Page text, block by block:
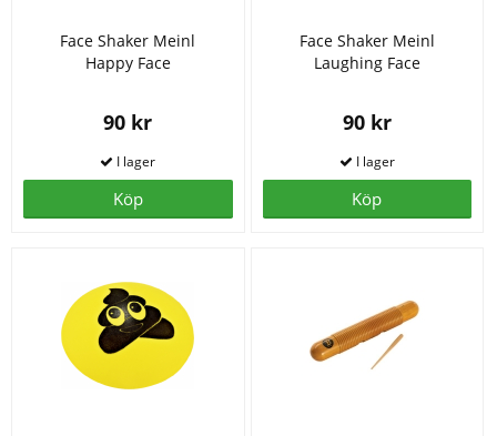
Face Shaker Meinl
Happy Face
90 kr
Köp
Face Shaker Meinl
Laughing Face
90 kr
Köp